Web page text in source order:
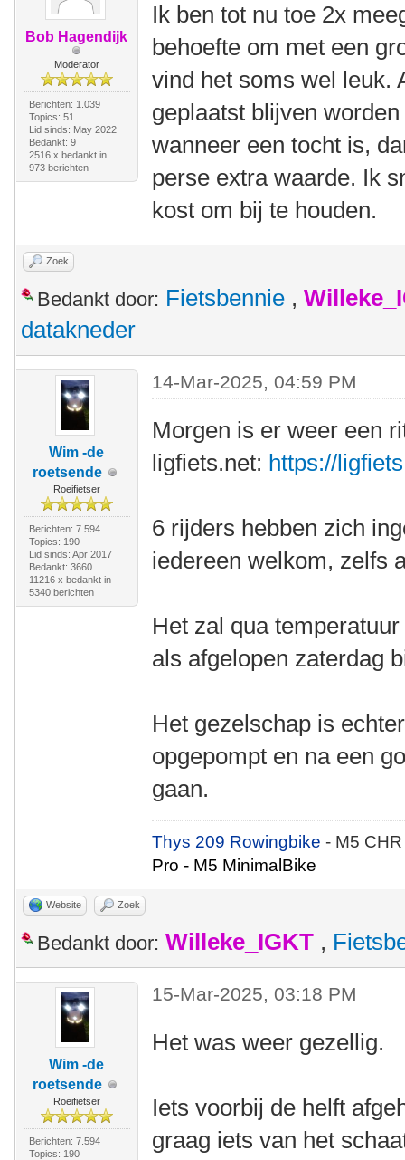
Bob Hagendijk
Moderator
Berichten: 1.039
Topics: 51
Lid sinds: May 2022
Bedankt: 9
2516 x bedankt in
973 berichten
Ik ben tot nu toe 2x
behoefte om met een
vind het soms wel leuk.
geplaatst blijven
wanneer een tocht is,
perse extra waarde. Ik
kost om bij te houden.
Zoek
Bedankt door: Fietsbennie ,
datakneder
Wim -de
roetsende
Roeifietser
Berichten: 7.594
Topics: 190
Lid sinds: Apr 2017
Bedankt: 3660
11216 x bedankt in
5340 berichten
14-Mar-2025, 04:59 PM
Morgen is er weer een
ligfiets.net: https://
6 rijders hebben zich
iedereen welkom, zelfs
Het zal qua
als afgelopen zaterdag
Het gezelschap is
opgepompt en na een
gaan.
Thys 209 Rowingbike- M5
Pro - M5 MinimalBike
Website Zoek
Bedankt door: Willeke_IGKT ,
Wim -de
roetsende
Roeifietser
Berichten: 7.594
Topics: 190
15-Mar-2025, 03:18 PM
Het was weer gezellig.
Iets voorbij de helft
graag iets van het